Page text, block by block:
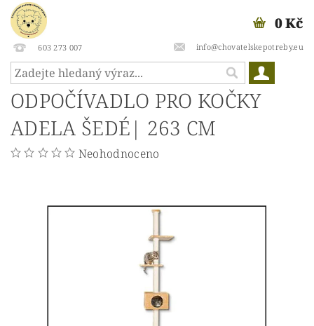
603 273 007 info@chovatelskepotreby.eu
0 Kč
ODPOČÍVADLO PRO KOČKY
ADELA ŠEDÉ| 263 CM
Neohodnoceno